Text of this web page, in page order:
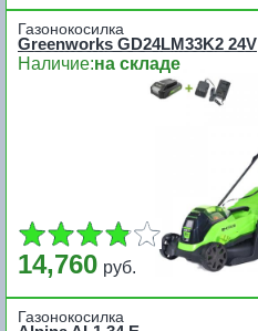
Газонокосилка
Greenworks GD24LM33K2 24V
Наличие:на складе
14,760 руб.
Газонокосилка